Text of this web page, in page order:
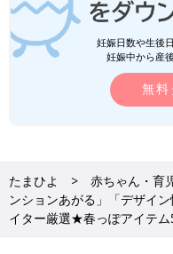
妊娠日数や生後
妊娠中から産
無料
たまひよ 赤ちゃん・育
ンションあがる」「デザイ
イター厳選★春っぽアイテム